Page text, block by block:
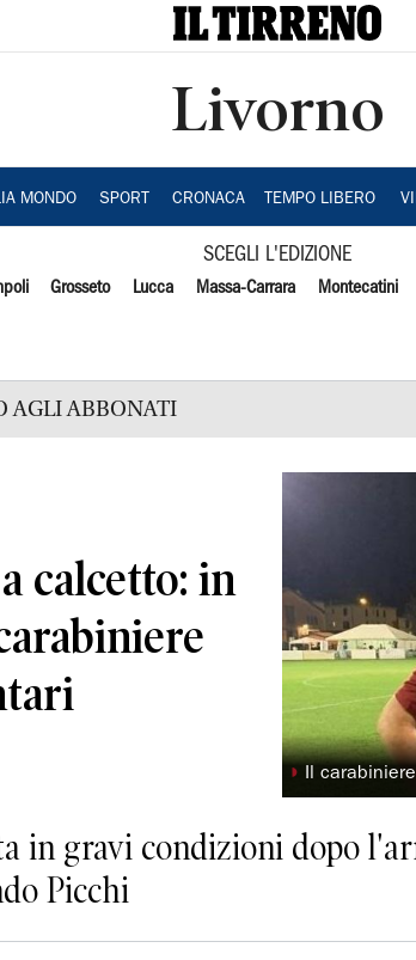
Livorno
MONDO SPORT CRONACA TEMPO LIBERO
SCEGLI L'EDIZIONE
Grosseto Lucca Massa-Carrara Montecatini
AGLI ABBONATI
calcetto: in
◗ Il
in gravi condizioni dopo
Picchi